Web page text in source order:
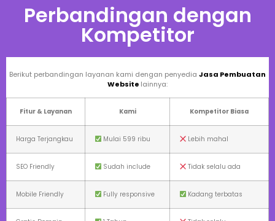
Perbandingan dengan
Kompetitor
Berikut perbandingan layanan kami dengan penyedia Jasa Pembuatan
Website lainnya:
Fitur & Layanan Kami Kompetitor Biasa
Harga Terjangkau Mulai 599 ribu Lebih mahal
SEO Friendly Sudah include Tidak selalu ada
Mobile Friendly Fully responsive Kadang terbatas